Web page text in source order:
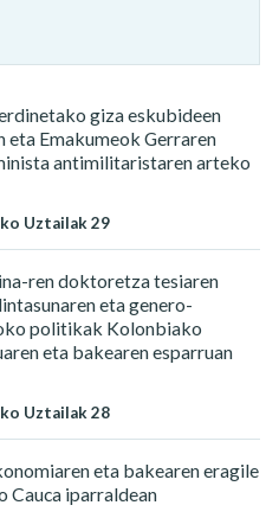
giza eskubideen
eta Emakumeok Gerraren
antimilitaristaren arteko
Uztailak 29
ren doktoretza tesiaren
eta genero-
politikak Kolonbiako
eta bakearen esparruan
Uztailak 28
eta bakearen eragile
Cauca iparraldean